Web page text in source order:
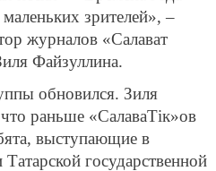
зрителей», –
журналов «Салават
Файзуллина.
обновился. Зиля
раньше «СалаваТік»ов
выступающие в
государственной